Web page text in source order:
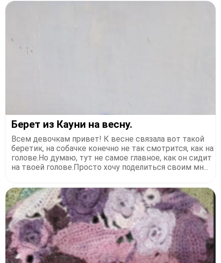
Берет из Кауни на весну.
Всем девочкам привет! К весне связала вот такой
беретик, на собачке конечно не так смотрится, как на
голове.Но думаю, тут не самое главное, как он сидит
на твоей голове.Просто хочу поделиться своим мн...